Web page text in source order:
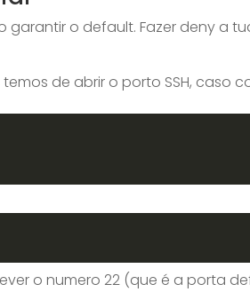
o default. Fazer deny a
de abrir o porto SSH, caso
o numero 22 (que é a porta